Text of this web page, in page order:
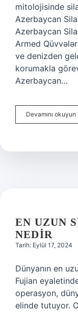
mitolojisinde
Azerbaycan
Azerbaycan
Armed
ve denizden
korumakla
Azerbaycan…
Devamını okuyun
EN UZUN
NEDIR
Tarih: Eylül 17, 2024
Dünyanın en
Fujian
operasyon,
elinde tutuyor.